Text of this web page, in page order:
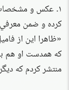
۱. عكس و مشخصات
كرده و ضمن
«ظاهرا اين از
كه همدست او هم
منتشر كردم كه